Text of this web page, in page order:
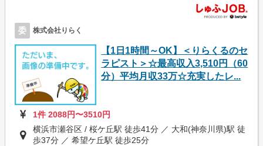
委 株式会社りらく
【1日1時間～OK】＜りらくるのセ
ラピスト＞☆最高収入3,510円（60
分）平均月収33万☆充実したレ...
1件 2088円〜3510円
横浜市瀬谷区 / 桜ケ丘駅 徒歩41分 ／ 大和(神奈川県)駅 徒
歩37分 ／ 希望ケ丘駅 徒歩25分